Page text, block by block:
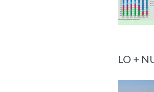
LO +